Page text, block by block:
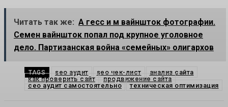
Читать так же: А гесс и м вайншток фотографии.
Семен вайншток попал под крупное уголовное
дело. Партизанская война «семейных» олигархов
TAGS seo аудит seo чек-лист
анализ сайта
как проверить сайт
продвижение сайта
сео аудит самостоятельно
техническая оптимизация